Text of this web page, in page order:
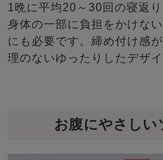
1晩に平均20～30回の寝返
身体の一部に負担をかけな
にも必要です。締め付け感
理のないゆったりしたデザイ
お腹にやさしい